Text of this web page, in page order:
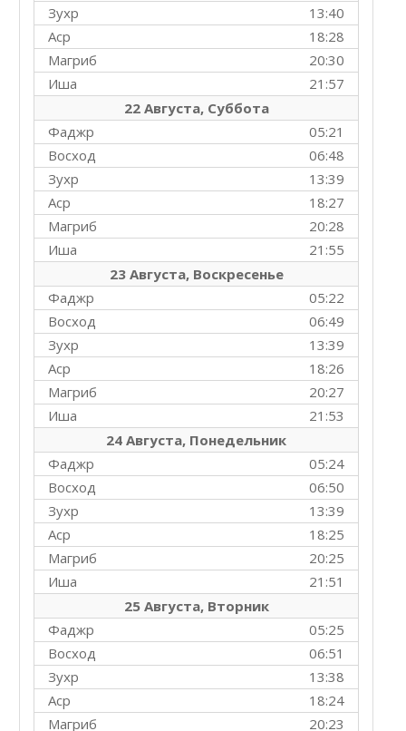
13:40
Зухр
18:28
Аср
20:30
Магриб
21:57
Иша
22 Августа, Суббота
05:21
Фаджр
06:48
Восход
13:39
Зухр
18:27
Аср
20:28
Магриб
21:55
Иша
23 Августа, Воскресенье
05:22
Фаджр
06:49
Восход
13:39
Зухр
18:26
Аср
20:27
Магриб
21:53
Иша
24 Августа, Понедельник
05:24
Фаджр
06:50
Восход
13:39
Зухр
18:25
Аср
20:25
Магриб
21:51
Иша
25 Августа, Вторник
05:25
Фаджр
06:51
Восход
13:38
Зухр
18:24
Аср
20:23
Магриб